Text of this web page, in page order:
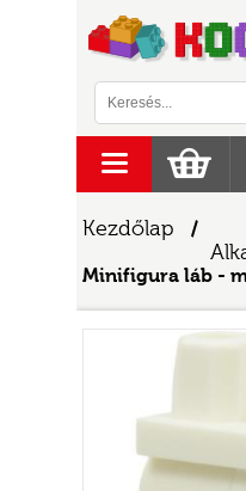
Kezdőlap /
Minifigura láb -